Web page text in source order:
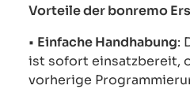
Vorteile der bonremo
• Einfache Handhabung:
ist sofort einsatzbereit,
vorherige